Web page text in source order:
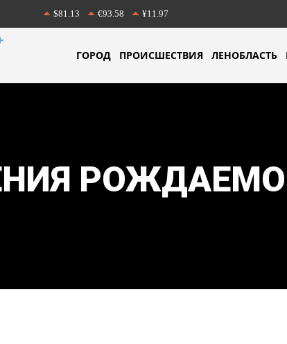
$81.13 €93.58 ¥11.97
ГОРОД ПРОИСШЕСТВИЯ ЛЕНОБЛАСТЬ